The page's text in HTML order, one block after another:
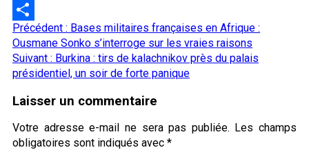
LinkedIn
Partager
Navigation
d’article
Précédent : Bases militaires françaises en Afrique :
Ousmane Sonko s’interroge sur les vraies raisons
Suivant : Burkina : tirs de kalachnikov près du palais
présidentiel, un soir de forte panique
Laisser un commentaire
Votre adresse e-mail ne sera pas publiée. Les champs
obligatoires sont indiqués avec *